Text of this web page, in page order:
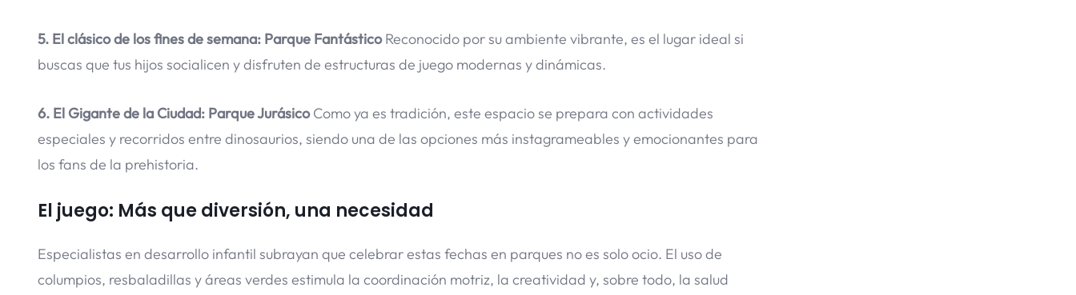
5. El clásico de los fines de semana: Parque FantásticoReconocido por su ambiente vibrante, es el lugar ideal si
buscas que tus hijos socialicen y disfruten de estructuras de juego modernas y dinámicas.
6. El Gigante de la Ciudad: Parque JurásicoComo ya es tradición, este espacio se prepara con actividades
especiales y recorridos entre dinosaurios, siendo una de las opciones más instagrameables y emocionantes para
los fans de la prehistoria.
El juego: Más que diversión, una necesidad
Especialistas en desarrollo infantil subrayan que celebrar estas fechas en parques no es solo ocio. El uso de
columpios, resbaladillas y áreas verdes estimula la coordinación motriz, la creatividad y, sobre todo, la salud